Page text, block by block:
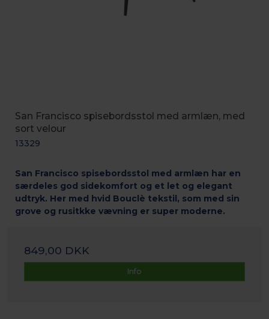
San Francisco spisebordsstol med armlæn, med
sort velour
13329
San Francisco spisebordsstol med armlæn har en
særdeles god sidekomfort og et let og elegant
udtryk. Her med hvid Bouclè tekstil, som med sin
grove og rusitkke vævning er super moderne.
849,00 DKK
Info